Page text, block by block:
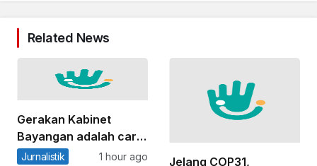
Related News
Gerakan Kabinet
Bayangan adalah cara
publik merawat oposisi
Jurnalistik 1 hour ago
Jelang COP31,